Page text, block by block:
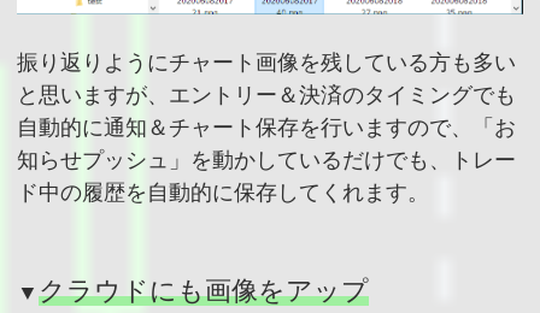
振り返りようにチャート画像を残している方も多い
と思いますが、エントリー＆決済のタイミングでも
自動的に通知＆チャート保存を行いますので、「お
知らせプッシュ」を動かしているだけでも、トレー
ド中の履歴を自動的に保存してくれます。
▼ クラウドにも画像をアップ